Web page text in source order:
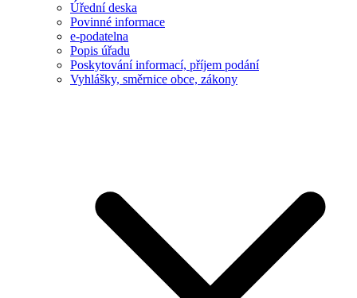
Úřední deska
Povinné informace
e-podatelna
Popis úřadu
Poskytování informací, příjem podání
Vyhlášky, směrnice obce, zákony